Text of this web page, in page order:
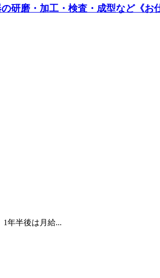
研磨・加工・検査・成型など《お
1年半後は月給...